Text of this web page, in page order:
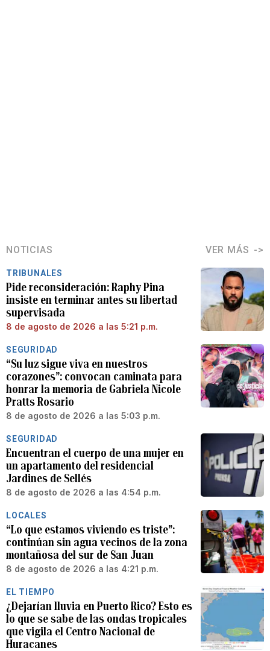
NOTICIAS VER MÁS
TRIBUNALES
Pide reconsideración: Raphy Pina
insiste en terminar antes su libertad
supervisada
8 de agosto de 2026 a las 5:21 p.m.
SEGURIDAD
“Su luz sigue viva en nuestros
corazones”: convocan caminata para
honrar la memoria de Gabriela Nicole
Pratts Rosario
8 de agosto de 2026 a las 5:03 p.m.
SEGURIDAD
Encuentran el cuerpo de una mujer en
un apartamento del residencial
Jardines de Sellés
8 de agosto de 2026 a las 4:54 p.m.
LOCALES
“Lo que estamos viviendo es triste”:
continúan sin agua vecinos de la zona
montañosa del sur de San Juan
8 de agosto de 2026 a las 4:21 p.m.
EL TIEMPO
¿Dejarían lluvia en Puerto Rico? Esto es
lo que se sabe de las ondas tropicales
que vigila el Centro Nacional de
Huracanes